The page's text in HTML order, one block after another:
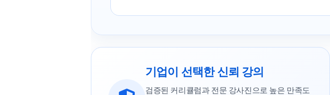
기업이 선택한 신뢰 강의
검증된 커리큘럼과 전문 강사진으로 높은 만족도